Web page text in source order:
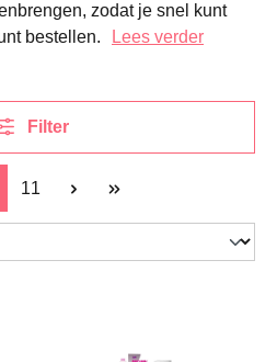
zodat je snel kunt
bestellen.
Lees verder
Filter
Pagina
11